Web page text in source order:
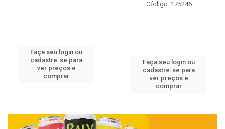
Faça seu login ou
cadastre-se para
ver preços e
comprar
Código: 175246
Faça seu login ou
cadastre-se para
ver preços e
comprar